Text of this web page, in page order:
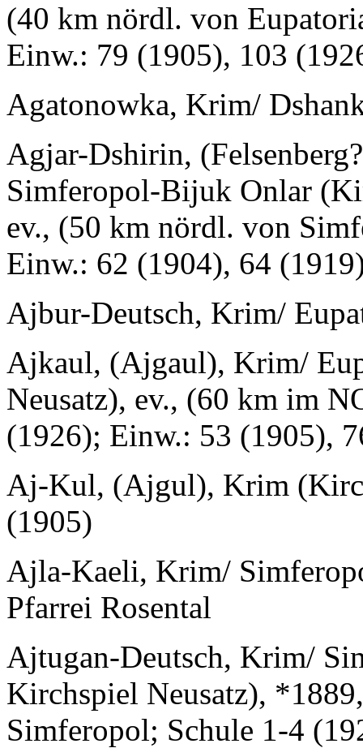
(40 km nördl. von
Einw.: 79 (1905), 103
Agatonowka, Krim/
Agjar-Dshirin,
Simferopol-Bijuk Onlar
ev., (50 km nördl. von
Einw.: 62 (1904), 64
Ajbur-Deutsch, Krim/
Ajkaul, (Ajgaul), Krim/
Neusatz), ev., (60 km im
(1926); Einw.: 53 (1905),
Aj-Kul, (Ajgul), Krim
(1905)
Ajla-Kaeli, Krim/
Pfarrei Rosental
Ajtugan-Deutsch, Krim/
Kirchspiel Neusatz),
Simferopol; Schule 1-4